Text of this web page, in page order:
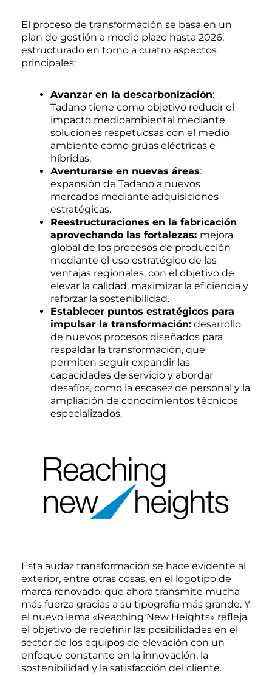
El proceso de transformación se basa en un
plan de gestión a medio plazo hasta 2026,
estructurado en torno a cuatro aspectos
principales:
Avanzar en la descarbonización:
Tadano tiene como objetivo reducir el
impacto medioambiental mediante
soluciones respetuosas con el medio
ambiente como grúas eléctricas e
híbridas.
Aventurarse en nuevas áreas:
expansión de Tadano a nuevos
mercados mediante adquisiciones
estratégicas.
Reestructuraciones en la fabricación
aprovechando las fortalezas: mejora
global de los procesos de producción
mediante el uso estratégico de las
ventajas regionales, con el objetivo de
elevar la calidad, maximizar la eficiencia y
reforzar la sostenibilidad.
Establecer puntos estratégicos para
impulsar la transformación: desarrollo
de nuevos procesos diseñados para
respaldar la transformación, que
permiten seguir expandir las
capacidades de servicio y abordar
desafíos, como la escasez de personal y la
ampliación de conocimientos técnicos
especializados.
Esta audaz transformación se hace evidente al
exterior, entre otras cosas, en el logotipo de
marca renovado, que ahora transmite mucha
más fuerza gracias a su tipografía más grande. Y
el nuevo lema «Reaching New Heights» refleja
el objetivo de redefinir las posibilidades en el
sector de los equipos de elevación con un
enfoque constante en la innovación, la
sostenibilidad y la satisfacción del cliente.